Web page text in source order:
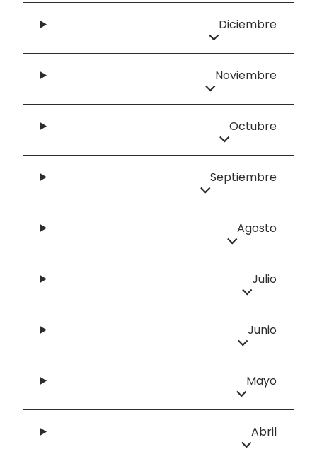
Diciembre
Noviembre
Octubre
Septiembre
Agosto
Julio
Junio
Mayo
Abril